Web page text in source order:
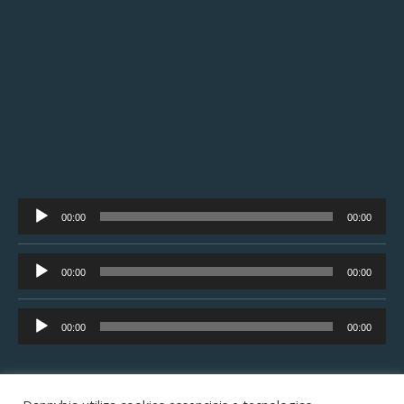
Tocador
de
áudio
00:00 00:00
Tocador
de
áudio
00:00 00:00
Tocador
de
00:00 00:00